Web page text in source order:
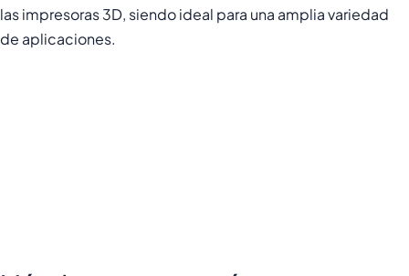
las impresoras 3D, siendo ideal para una amplia variedad
de aplicaciones.